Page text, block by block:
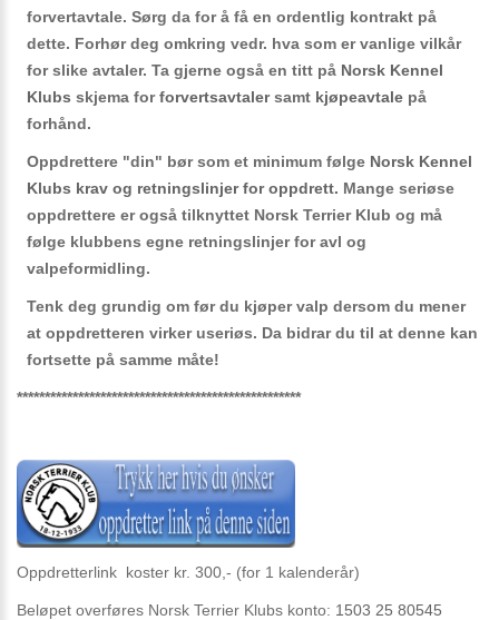
forvertavtale. Sørg da for å få en ordentlig kontrakt på
dette. Forhør deg omkring vedr. hva som er vanlige vilkår
for slike avtaler. Ta gjerne også en titt på Norsk Kennel
Klubs skjema forforvertsavtalersamt kjøpeavtale på
forhånd.
Oppdrettere "din" bør som et minimum følge Norsk Kennel
Klubs krav og retningslinjer for oppdrett. Mange seriøse
oppdrettere er også tilknyttet Norsk Terrier Klub og må
følge klubbens egne retningslinjer for avl og
valpeformidling.
Tenk deg grundig om før du kjøper valp dersom du mener
at oppdretteren virker useriøs. Da bidrar du til at denne kan
fortsette på samme måte!
***************************************************
Oppdretterlink koster kr. 300,- (for 1 kalenderår)
Beløpet overføres Norsk Terrier Klubs konto: 1503 25 80545